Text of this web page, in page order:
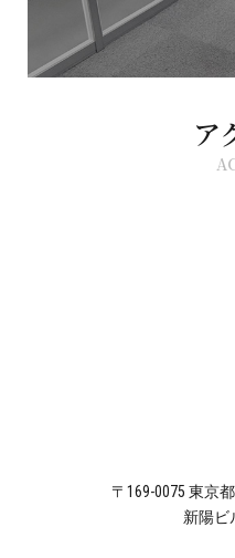
ア
〒169-0075 東京
新陽ビ